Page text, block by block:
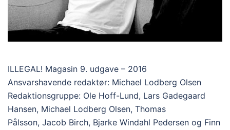
ILLEGAL! Magasin 9. udgave – 2016
Ansvarshavende redaktør: Michael Lodberg Olsen
Redaktionsgruppe: Ole Hoff-Lund, Lars Gadegaard
Hansen, Michael Lodberg Olsen, Thomas
Pålsson, Jacob Birch, Bjarke Windahl Pedersen og Finn